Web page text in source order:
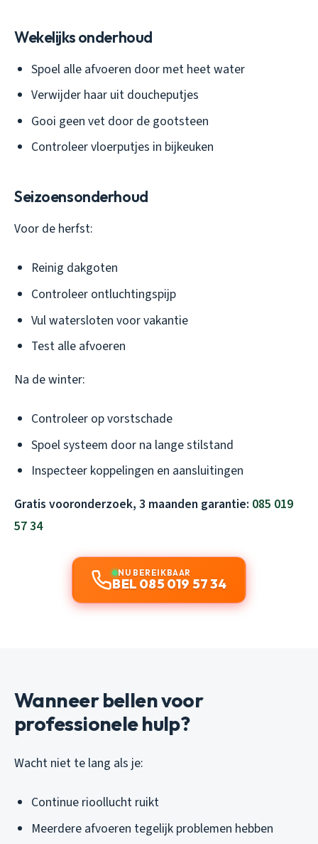
Wekelijks onderhoud
Spoel alle afvoeren door met heet water
Verwijder haar uit doucheputjes
Gooi geen vet door de gootsteen
Controleer vloerputjes in bijkeuken
Seizoensonderhoud
Voor de herfst:
Reinig dakgoten
Controleer ontluchtingspijp
Vul watersloten voor vakantie
Test alle afvoeren
Na de winter:
Controleer op vorstschade
Spoel systeem door na lange stilstand
Inspecteer koppelingen en aansluitingen
Gratis vooronderzoek, 3 maanden garantie: 085 019
57 34
NU BEREIKBAAR
BEL 085 019 57 34
Wanneer bellen voor
professionele hulp?
Wacht niet te lang als je:
Continue rioollucht ruikt
Meerdere afvoeren tegelijk problemen hebben